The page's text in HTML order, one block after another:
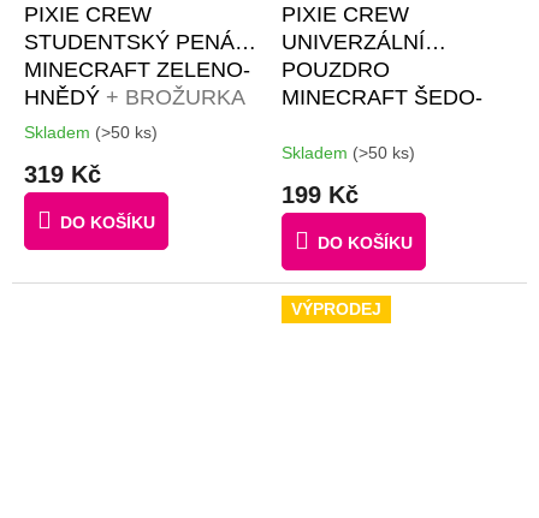
PIXIE CREW
STUDENTSKÝ PENÁL
MINECRAFT ZELENO-
HNĚDÝ + BROŽURKA
KREATIVNÍCH
ČERNÝCH PIXELŮ
Průměrné
produktu
je
4,0
z
Skladem (>50 ks)
319 Kč
DO KOŠÍKU
PIXIE CREW
UNIVERZÁLNÍ
POUZDRO
MINECRAFT ŠEDO-
Skladem (>50 ks)
199 Kč
DO KOŠÍKU
VÝPRODEJ